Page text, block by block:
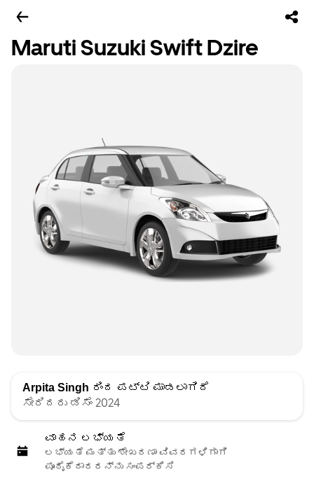
Maruti Suzuki Swift Dzire
Arpita Singh ರಿಂದ ಪಟ್ಟಿ ಮಾಡಲಾಗಿದೆ
ಸೇರಿದರು ಡಿಸೆಂ 2024
ವಾಹನ ಲಭ್ಯತೆ
ಲಭ್ಯತೆ ಮತ್ತು ಶೇಖರಣಾ ವಿವರಗಳಿಗಾಗಿ
ಪೂರೈಕೆದಾರರನ್ನು ಸಂಪರ್ಕಿಸಿ